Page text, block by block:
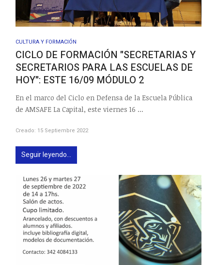
CULTURA Y FORMACIÓN
CICLO DE FORMACIÓN "SECRETARIAS Y
SECRETARIOS PARA LAS ESCUELAS DE
HOY": ESTE 16/09 MÓDULO 2
En el marco del Ciclo en Defensa de la Escuela Pública
de AMSAFE La Capital, este viernes 16 ...
Creado: 15 Septiembre 2022
Seguir leyendo...